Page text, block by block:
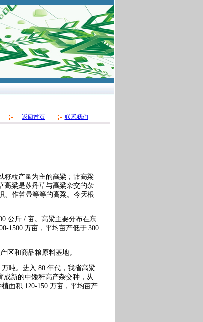
返回首页 联系我们
籽粒产量为主的高粱；甜高粱
高粱是苏丹草与高粱杂交的杂
、作笤帚等等的高粱。今天根
公斤 / 亩。高粱主要分布在东
1500 万亩，平均亩产低于 300
区和商品粮原料基地。
吨。进入 80 年代，我省高粱
成新的中矮秆高产杂交种，从
面积 120-150 万亩，平均亩产